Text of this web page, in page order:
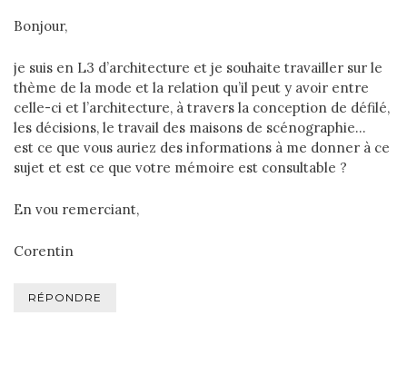
Bonjour,
je suis en L3 d’architecture et je souhaite travailler sur le
thème de la mode et la relation qu’il peut y avoir entre
celle-ci et l’architecture, à travers la conception de défilé,
les décisions, le travail des maisons de scénographie…
est ce que vous auriez des informations à me donner à ce
sujet et est ce que votre mémoire est consultable ?
En vou remerciant,
Corentin
RÉPONDRE